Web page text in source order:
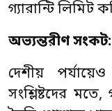
গ্যারান্টি লিমিট
অভ্যন্তরীণ
দেশীয়
সংশ্লিষ্টদের